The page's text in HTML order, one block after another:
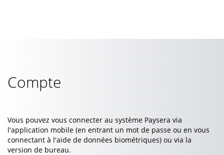
Compte
Vous pouvez vous connecter au système Paysera via
l'application mobile (en entrant un mot de passe ou en vous
connectant à l'aide de données biométriques) ou via la
version de bureau.